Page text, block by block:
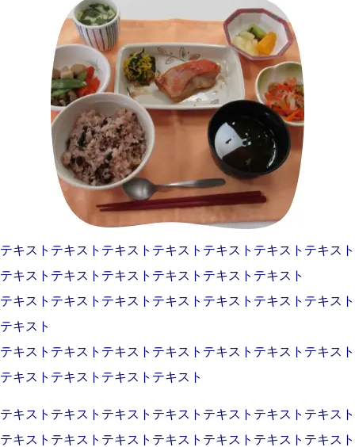
テキストテキストテキストテキストテキストテキストテキスト
テキストテキストテキストテキストテキストテキスト
テキストテキストテキストテキストテキストテキストテキスト
テキスト
テキストテキストテキストテキストテキストテキストテキスト
テキストテキストテキストテキスト
テキストテキストテキストテキストテキストテキストテキスト
テキストテキストテキストテキストテキストテキストテキスト